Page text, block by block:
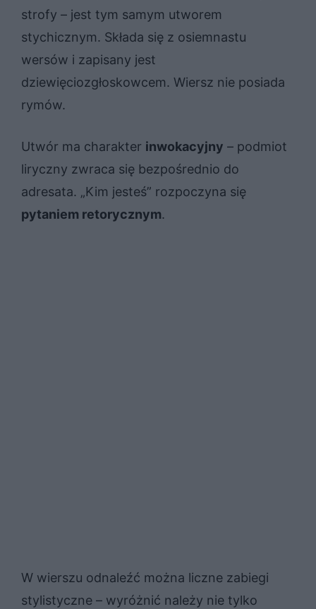
strofy – jest tym samym utworem
stychicznym. Składa się z osiemnastu
wersów i zapisany jest
dziewięciozgłoskowcem. Wiersz nie posiada
rymów.
Utwór ma charakter inwokacyjny – podmiot
liryczny zwraca się bezpośrednio do
adresata. „Kim jesteś” rozpoczyna się
pytaniem retorycznym.
W wierszu odnaleźć można liczne zabiegi
stylistyczne – wyróżnić należy nie tylko